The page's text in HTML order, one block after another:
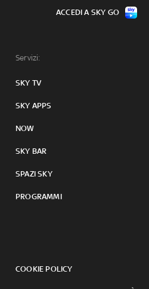
Servizi:
SKY TV
SKY APPS
NOW
SKY BAR
SPAZI SKY
PROGRAMMI
COOKIE POLICY
ACCEDI A SKY GO